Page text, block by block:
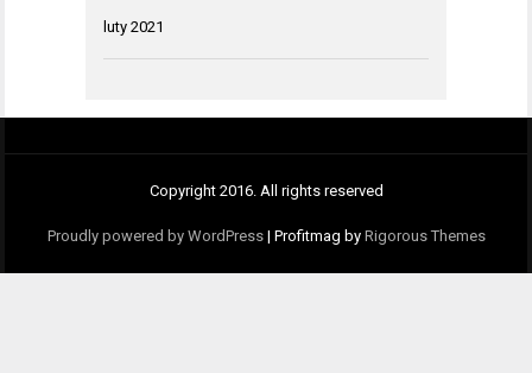
luty 2021
Copyright 2016. All rights reserved
Proudly powered by WordPress | Profitmag by Rigorous Themes